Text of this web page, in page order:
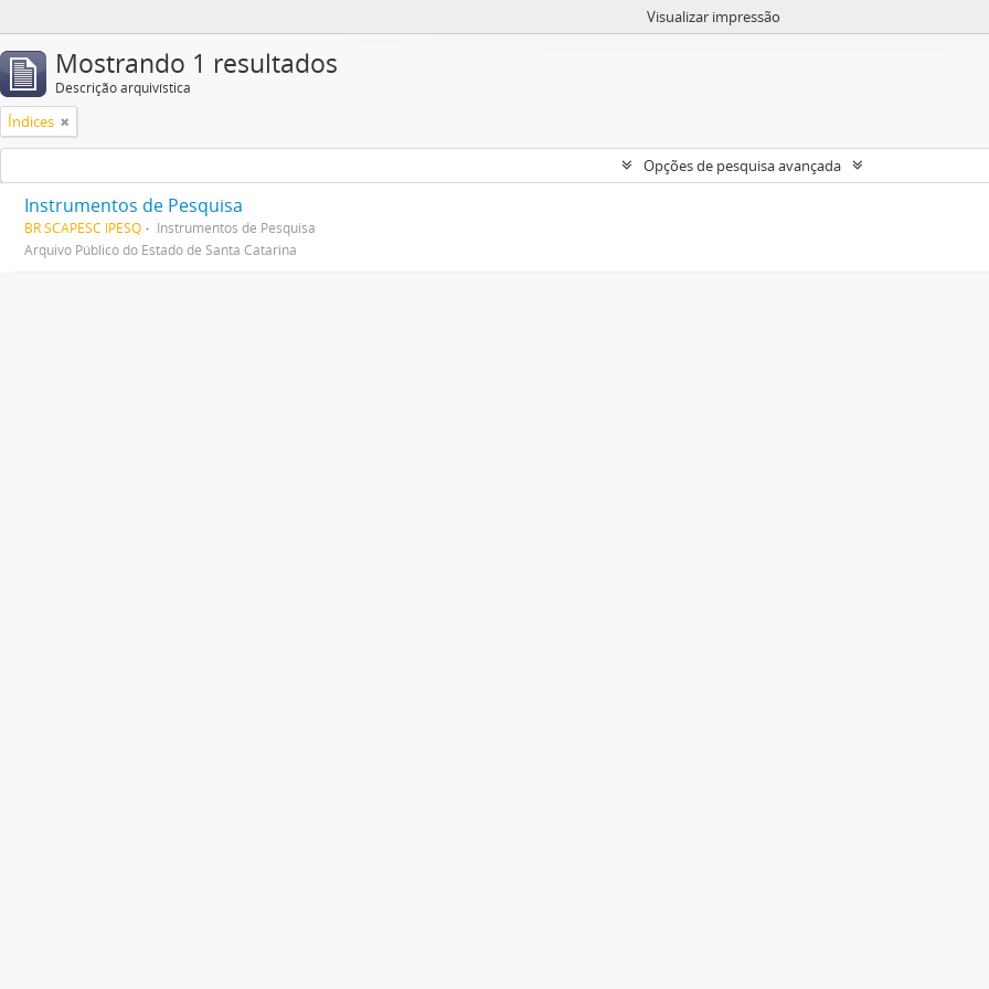
Visualizar impressão
Mostrando 1 resultados
Descrição arquivística
Índices
Opções de pesquisa avançada
Instrumentos de Pesquisa
BR SCAPESC IPESQ
Instrumentos de Pesquisa
Arquivo Público do Estado de Santa Catarina